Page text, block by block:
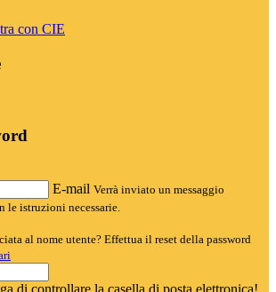
con CIE
E-mail Verrà inviato un messaggio
istruzioni necessarie.
al nome utente? Effettua il reset della password